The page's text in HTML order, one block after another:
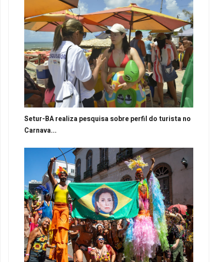
Setur-BA realiza pesquisa sobre perfil do turista no
Carnava...